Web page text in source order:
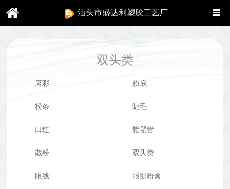
汕头市盛达利塑胶工艺厂
双头类
唇彩 粉底
粉条 睫毛
口红 铝塑管
散粉 双头类
眼线 眼影粉盒